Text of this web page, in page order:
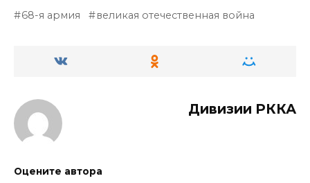
68-я армия великая отечественная война
Дивизии РККА
Оцените автора